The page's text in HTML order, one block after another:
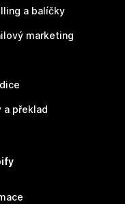
a balíčky
marketing
a překlad